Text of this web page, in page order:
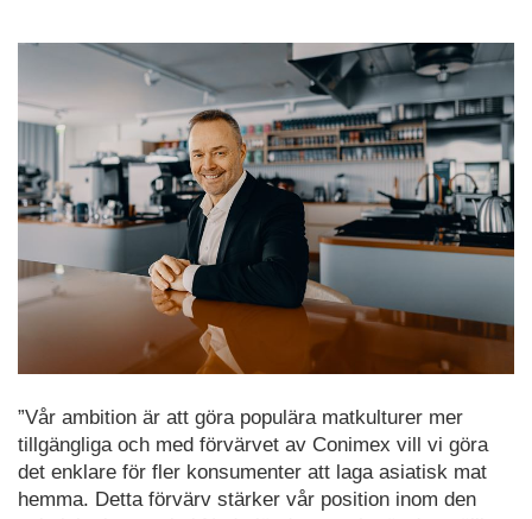
”Vår ambition är att göra populära matkulturer mer
tillgängliga och med förvärvet av Conimex vill vi göra
det enklare för fler konsumenter att laga asiatisk mat
hemma. Detta förvärv stärker vår position inom den